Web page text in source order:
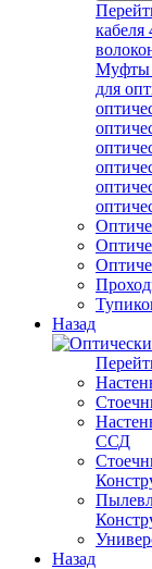
кабеля
Муфты
для
Назад
ССД
Назад